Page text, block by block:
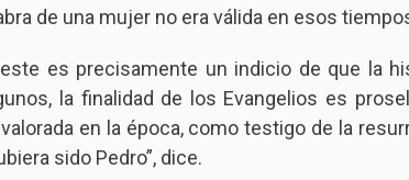
de una mujer no era válida en esos
este es precisamente un indicio de que la
la finalidad de los Evangelios es
en la época, como testigo de la
sido Pedro”, dice.